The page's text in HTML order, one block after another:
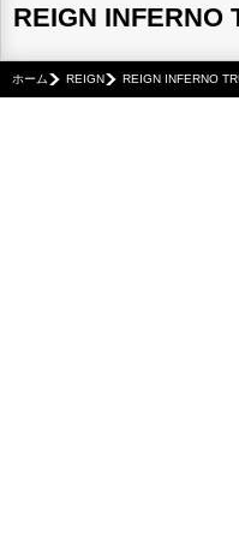
REIGN INFERNO
ホーム REIGN REIGN INFERNO